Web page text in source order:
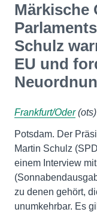
Märkische
Schulz
EU und
Frankfurt/Oder(ots)
Potsdam. Der
Martin Schulz
einem Interview
zu denen gehört,
unumkehrbar. Es